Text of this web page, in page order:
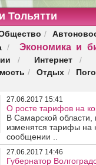
Тольятти
/
/ Экономика и
/ Интернет/
/ Отдых /
27.06.2017 15:41
О росте тарифов на
В Самарской области,
изменятся тарифы на
сообщении ..
27.06.2017 14:46
Губернатор